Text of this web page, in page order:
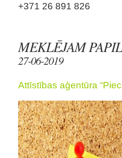
+371 26 891 826
MEKLĒJAM
27-06-2019
Attīstības aģentūra